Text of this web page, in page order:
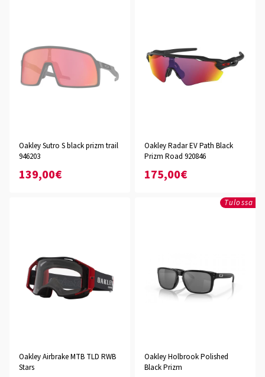
Oakley Sutro S black prizm trail
946203
139,00€
Oakley Radar EV Path Black
Prizm Road 920846
175,00€
Oakley Airbrake MTB TLD RWB
Stars
Tulossa
Oakley Holbrook Polished
Black Prizm